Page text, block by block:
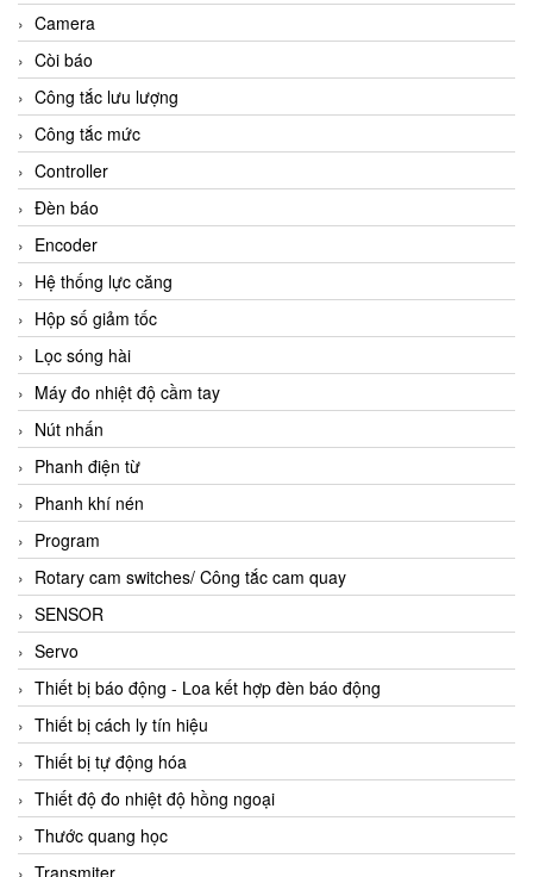
Camera
Còi báo
Công tắc lưu lượng
Công tắc mức
Controller
Đèn báo
Encoder
Hệ thống lực căng
Hộp số giảm tốc
Lọc sóng hài
Máy đo nhiệt độ cầm tay
Nút nhấn
Phanh điện từ
Phanh khí nén
Program
Rotary cam switches/ Công tắc cam quay
SENSOR
Servo
Thiết bị báo động - Loa kết hợp đèn báo động
Thiết bị cách ly tín hiệu
Thiết bị tự động hóa
Thiết độ đo nhiệt độ hồng ngoại
Thước quang học